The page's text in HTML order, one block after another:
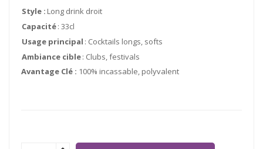
Style : Long drink droit
Capacité: 33cl
Usage principal : Cocktails longs, softs
Ambiance cible: Clubs, festivals
Avantage Clé : 100% incassable, polyvalent